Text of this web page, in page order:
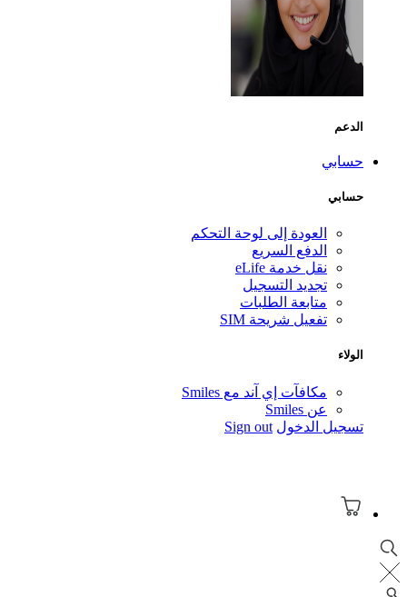
العودة إلى لوحة التحكم
الدفع السريع
نقل خدمة eLife
تجديد التسجيل
متابعة الطلبات
تفعيل شريحة SIM
مكافآت إي آند مع Smiles
الدخول Sign out